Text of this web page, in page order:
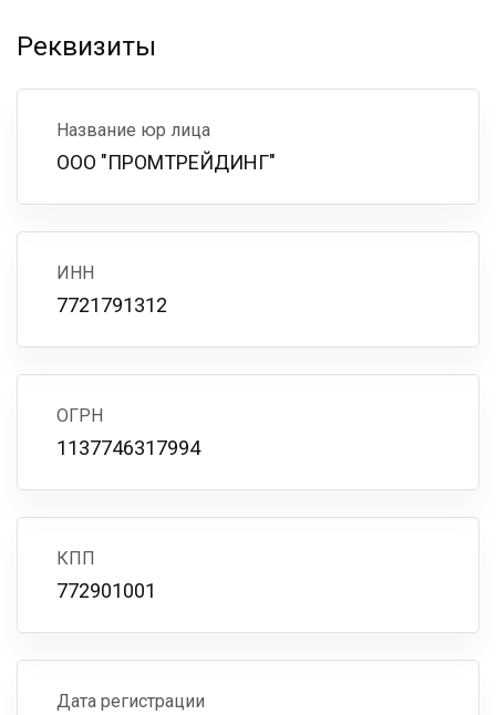
Реквизиты
Название юр лица
ООО "ПРОМТРЕЙДИНГ"
ИНН
7721791312
ОГРН
1137746317994
КПП
772901001
Дата регистрации